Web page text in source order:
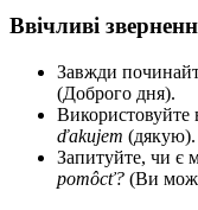
Ввічливі
Завжди
(Доброго дня).
Використовуйте
ďakujem (дякую).
Запитуйте, чи є
pomôcť? (Ви